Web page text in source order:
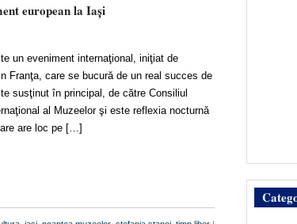
european la Iași
un eveniment internaţional, iniţiat de
Franţa, care se bucură de un real succes de
susţinut în principal, de către Consiliul
al Muzeelor şi este reflexia nocturnă
are loc pe […]